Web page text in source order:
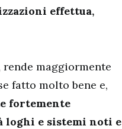
effettua,
maggiormente
fatto molto bene e,
fortemente
loghi e sistemi noti e